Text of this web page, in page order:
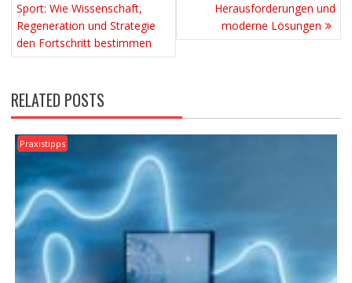
Sport: Wie Wissenschaft,
Regeneration und Strategie
den Fortschritt bestimmen
Herausforderungen und
moderne Lösungen
RELATED POSTS
Praxistipps